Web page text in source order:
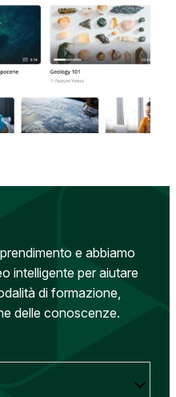
e abbiamo
intelligente per aiutare
di formazione,
delle conoscenze.